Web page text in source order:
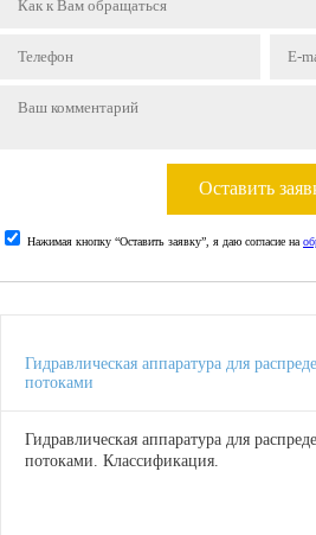
Оставить
Нажимая кнопку “Оставить заявку”, я даю согласие на
Гидравлическая аппаратура для
потоками
Гидравлическая аппаратура для
потоками. Классификация.